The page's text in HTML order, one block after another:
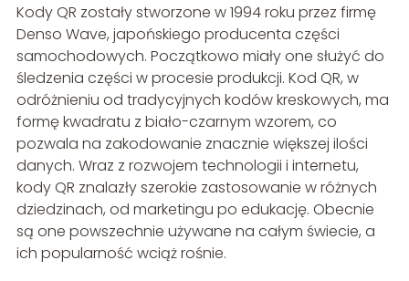
Kody QR zostały stworzone w 1994 roku przez firmę
Denso Wave, japońskiego producenta części
samochodowych. Początkowo miały one służyć do
śledzenia części w procesie produkcji. Kod QR, w
odróżnieniu od tradycyjnych kodów kreskowych, ma
formę kwadratu z biało-czarnym wzorem, co
pozwala na zakodowanie znacznie większej ilości
danych. Wraz z rozwojem technologii i internetu,
kody QR znalazły szerokie zastosowanie w różnych
dziedzinach, od marketingu po edukację. Obecnie
są one powszechnie używane na całym świecie, a
ich popularność wciąż rośnie.